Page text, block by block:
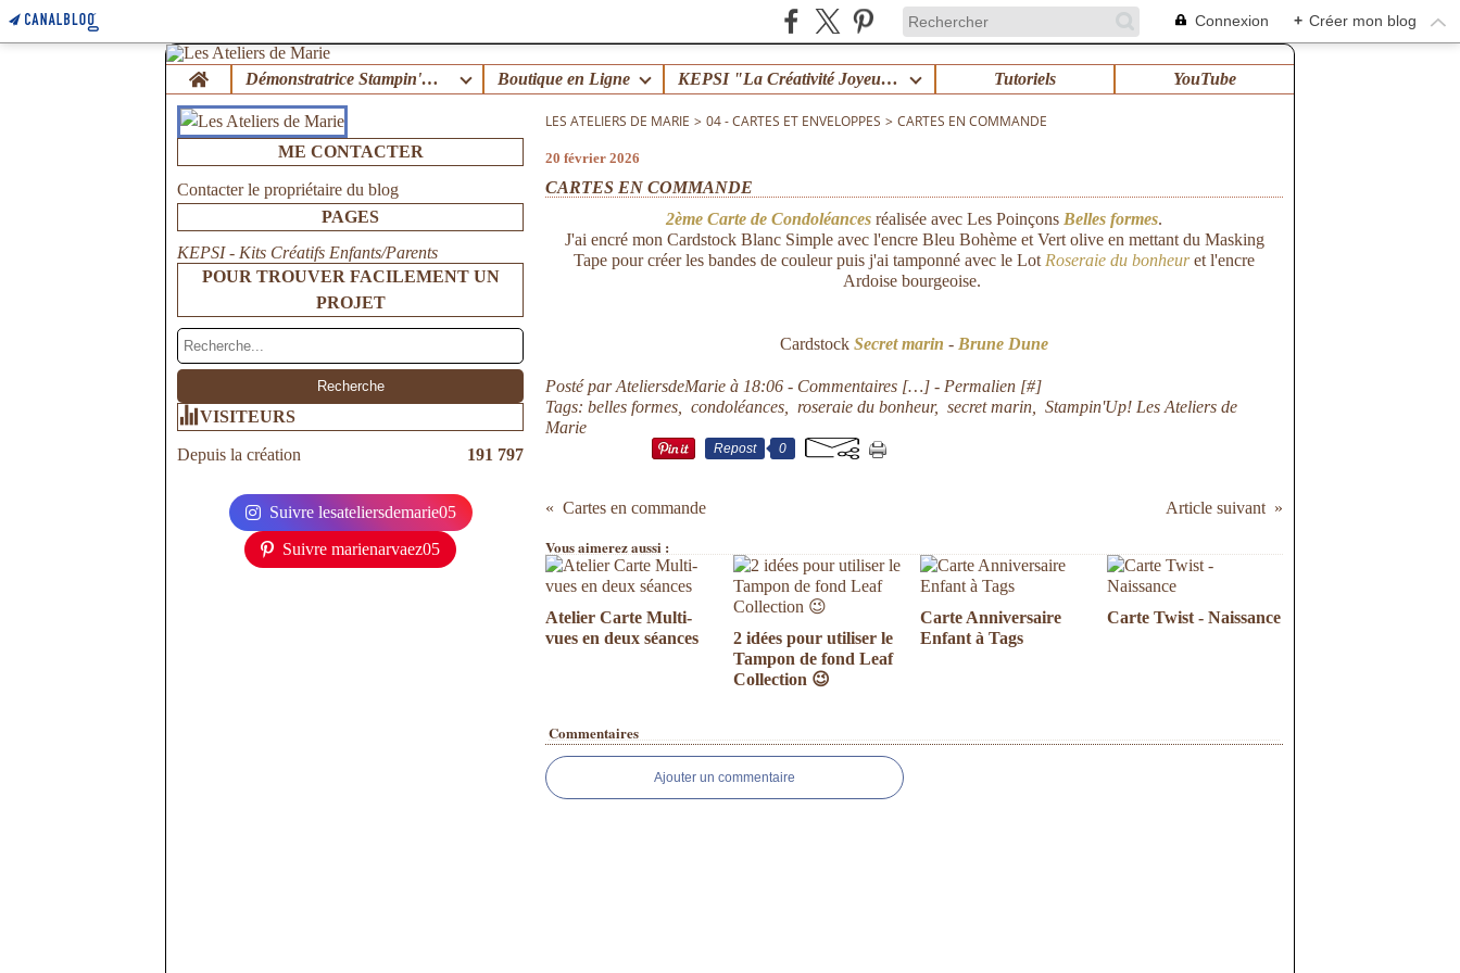
Connexion + Créer mon blog
Home Démonstratrice Stampin'Up ! Boutique en Ligne KEPSI "La Créativité Joyeuse en Famille" ! Tutoriels YouTube
ME CONTACTER
Contacter le propriétaire du blog
PAGES
KEPSI - Kits Créatifs Enfants/Parents
POUR TROUVER FACILEMENT UN
PROJET
VISITEURS
Depuis la création 191 797
Suivre lesateliersdemarie05
Suivre marienarvaez05
LES ATELIERS DE MARIE > 04 - CARTES ET ENVELOPPES > CARTES EN COMMANDE
20 février 2026
CARTES EN COMMANDE
2ème Carte de Condoléances réalisée avec Les Poinçons Belles formes.
J'ai encré mon Cardstock Blanc Simple avec l'encre Bleu Bohème et Vert olive en mettant du Masking
Tape pour créer les bandes de couleur puis j'ai tamponné avec le Lot Roseraie du bonheuret l'encre
Ardoise bourgeoise.
CardstockSecret marin - Brune Dune
Posté par AteliersdeMarie à 18:06 - Commentaires […] - Permalien [#]
Tags:belles formes ,condoléances roseraie du bonheur,secret marin ,Stampin'Up! Les Ateliers de
Marie
Repost 0
Cartes en commande Article suivant
Vous aimerez aussi :
Atelier Carte Multi-
vues en deux séances
2 idées pour utiliser le
Tampon de fond Leaf
Collection 😉
Carte Anniversaire
Enfant à Tags
Carte Twist - Naissance
Commentaires
Ajouter un commentaire